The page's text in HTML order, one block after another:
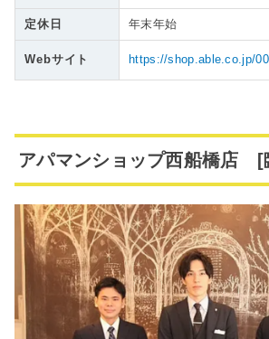
定休日 年末年始
Webサイト https://shop.able.co.jp/
アパマンショップ西船橋店 [